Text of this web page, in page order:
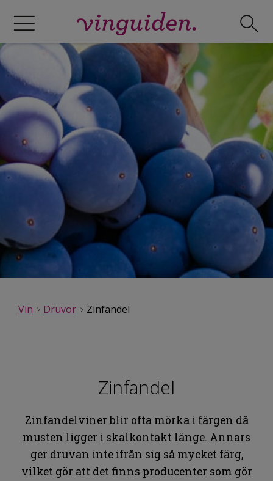
Vin Druvor Zinfandel
Zinfandel
Zinfandelviner blir ofta mörka i färgen då
musten ligger i skalkontakt länge. Annars
ger druvan inte ifrån sig så mycket färg,
vilket gör att det finns producenter som gör